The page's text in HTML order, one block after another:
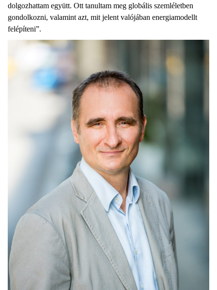
dolgozhattam együtt. Ott tanultam meg globális szemléletben
gondolkozni, valamint azt, mit jelent valójában energiamodellt
felépíteni”.